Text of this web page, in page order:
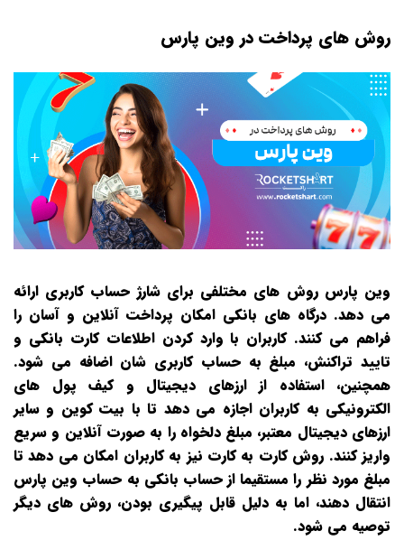
روش های پرداخت در وین پارس
وین پارس روش‌ های مختلفی برای شارژ حساب کاربری ارائه
می‌ دهد. درگاه‌ های بانکی امکان پرداخت آنلاین و آسان را
فراهم می‌ کنند. کاربران با وارد کردن اطلاعات کارت بانکی و
تایید تراکنش، مبلغ به حساب کاربری‌ شان اضافه می‌ شود.
همچنین، استفاده از ارزهای دیجیتال و کیف پول‌ های
الکترونیکی به کاربران اجازه می‌ دهد تا با بیت کوین و سایر
ارزهای دیجیتال معتبر، مبلغ دلخواه را به صورت آنلاین و سریع
واریز کنند. روش کارت به کارت نیز به کاربران امکان می‌ دهد تا
مبلغ مورد نظر را مستقیما از حساب بانکی به حساب وین پارس
انتقال دهند، اما به دلیل قابل پیگیری بودن، روش‌ های دیگر
توصیه می‌ شود.